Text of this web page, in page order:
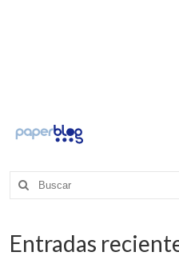
Buscar
por:
Entradas